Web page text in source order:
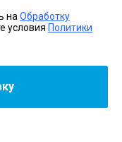
на Обработку
условия Политики